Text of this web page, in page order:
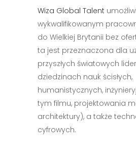
Wiza Global Talent
wykwalifikowanym
do Wielkiej Brytanii bez
ta jest przeznaczona dla
przyszłych światowych
dziedzinach nauk ścisłych,
humanistycznych,
tym filmu, projektowania
architektury), a także
cyfrowych.